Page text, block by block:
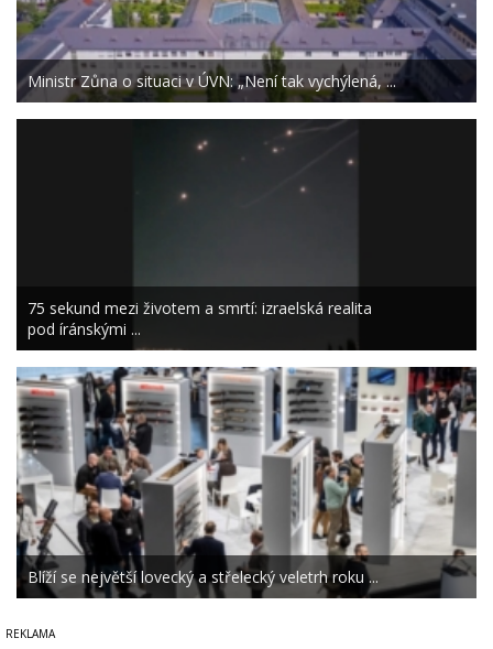
Ministr Zůna o situaci v ÚVN: „Není tak vychýlená, ...
75 sekund mezi životem a smrtí: izraelská realita
pod íránskými ...
Blíží se největší lovecký a střelecký veletrh roku ...